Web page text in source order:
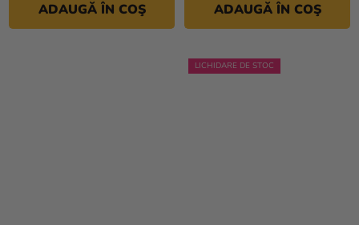
ADAUGĂ ÎN COŞ ADAUGĂ ÎN COŞ
LICHIDARE DE STOC